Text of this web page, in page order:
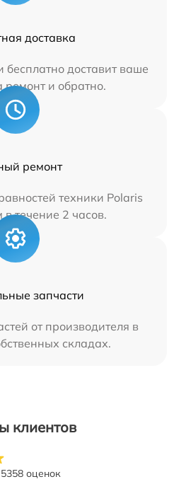
доставка
доставит ваше
ремонт и обратно.
ремонт
техники Polaris
течение 2 часов.
запчасти
от производителя в
складах.
клиентов
5358 оценок